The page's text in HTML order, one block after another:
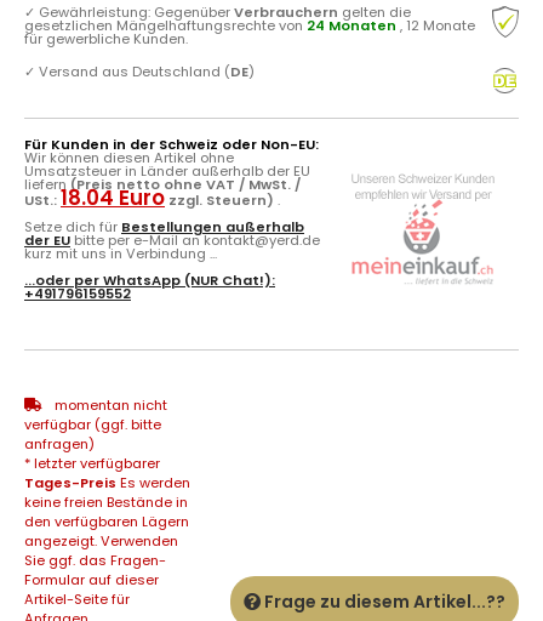
✓ Gewährleistung: GegenüberVerbrauchern gelten die
gesetzlichen Mängelhaftungsrechte von 24 Monaten , 12 Monate
für gewerbliche Kunden.
✓ Versand aus Deutschland (DE)
Für Kunden in der Schweiz oder Non-EU:
Wir können diesen Artikel ohne
Umsatzsteuer in Länder außerhalb der EU
liefern (Preis netto ohne VAT / MwSt. /
USt.:18.04 Euro zzgl. Steuern) .
Setze dich für Bestellungen außerhalb
der EU bitte per e-Mail an kontakt@yerd.de
kurz mit uns in Verbindung ...
...oder perWhatsApp (NUR Chat!):
+491796159552
momentan nicht
verfügbar (ggf. bitte
anfragen)
* letzter verfügbarer
Tages-Preis Es werden
keine freien Bestände in
den verfügbaren Lägern
angezeigt. Verwenden
Sie ggf. das Fragen-
Formular auf dieser
Artikel-Seite für
Frage zu diesem Artikel...??